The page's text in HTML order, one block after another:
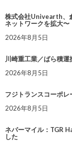
株式会社Univearth、
ネットワークを拡大〜
2026年8月5日
川崎重工業／ばら積
2026年8月5日
フジトランスコーポ
2026年8月5日
ネバーマイル：TGR
した